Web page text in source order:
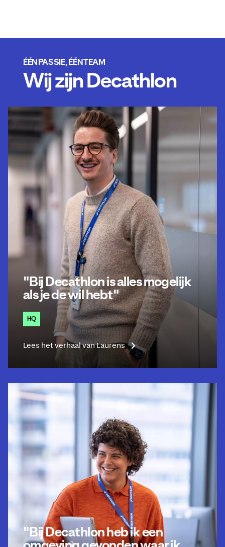
ÉÉN PASSIE, ÉÉN TEAM
Wij zijn Decathlon
HQ
"Bij Decathlon is alles mogelijk
als je de wil hebt"
Lees het verhaal van Laurens
"Bij Decathlon heb ik een